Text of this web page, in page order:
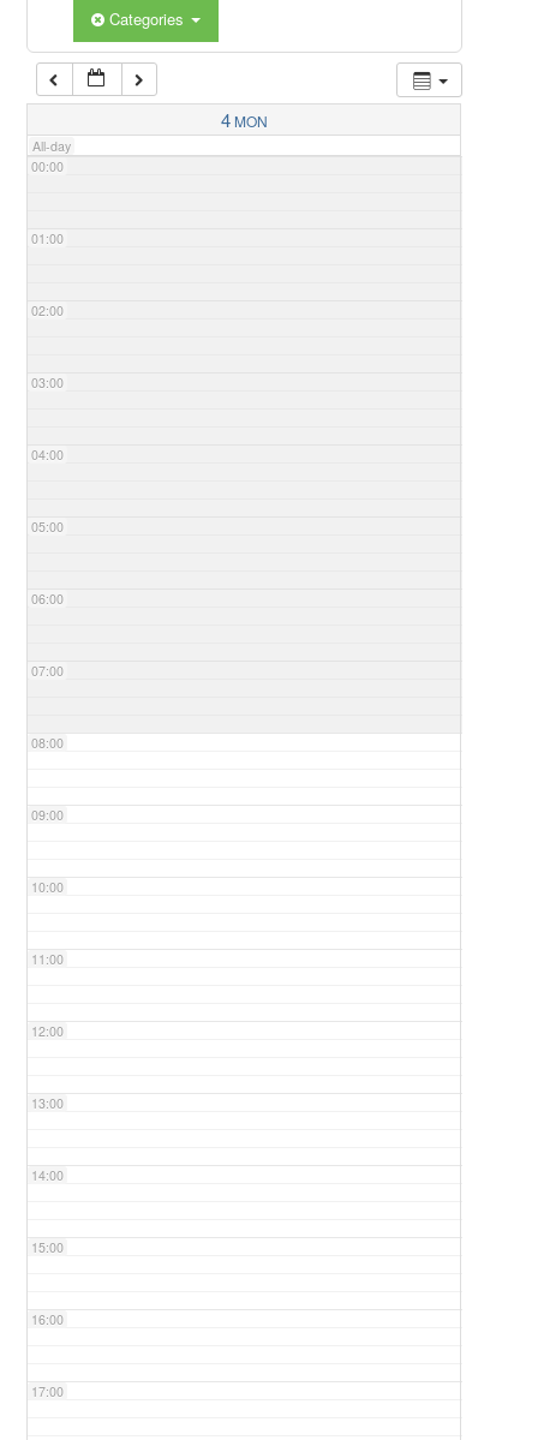
Categories
4 MON
All-day
00:00
01:00
02:00
03:00
04:00
05:00
06:00
07:00
08:00
09:00
10:00
11:00
12:00
13:00
14:00
15:00
16:00
17:00